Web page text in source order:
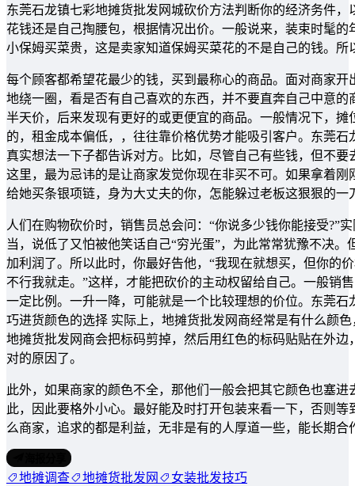
东莞石龙镇七彩地摊货批发网城砍价方法判断你的经济务件
花钱还是自己掏腰包，根据情况出价。一般说来，装束时髦
小保姆买菜贵，这是卖家知道保姆买菜花的不是自己的钱。
每个顾客都希望花最少的钱，买到最称心的商品。面对商家
地绕一圈，看是否有自己喜欢的东西，并不要直奔自己中意
半天价，后来发现有更好的或更便宜的商品。一般情况下，
的，租金成本偏低，，往往靠价格优势才能吸引客户。东莞
真实想法一下子都告诉对方。比如，尽管自己有些钱，但不
这里，最为忌讳的是让商家发觉你现在非买不可。如果拿着
给她买条银项链，身为大丈夫的你，怎能躲过老板这狠狠的一
人们在购物砍价时，销售员总会问：“你说多少钱你能接受?”
当，说低了又怕被他笑话自己“穷光蛋”，为此常常犹豫不决
加利润了。所以此时，你最好告他，“我现在就想买，但你的
不行我就走。”这样，才能把砍价的主动权留给自己。一般销
一定比例。一升一降，可能就是一个比较理想的价位。东莞
巧进货颜色的选择 实际上，地摊货批发网商经常是有什么颜
地摊货批发网商会把标码剪掉，然后用红色的标码贴贴在外
对的原因了。
此外，如果商家的颜色不全，那他们一般会把其它颜色也塞
此，因此要格外小心。最好能及时打开包装来看一下，否则
么商家，追求的都是利益，无非是有的人厚道一些，能长期
地摊调查 地摊货批发网 女装批发技巧